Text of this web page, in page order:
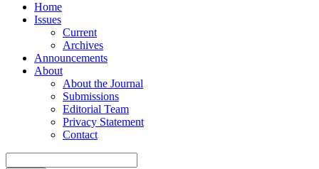
Home
Issues
Current
Archives
Announcements
About
About the Journal
Submissions
Editorial Team
Privacy Statement
Contact